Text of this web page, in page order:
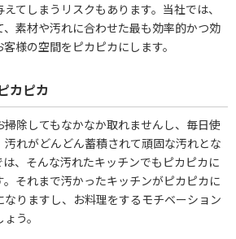
てしまうリスクもあります。当社では、
、素材や汚れに合わせた最も効率的かつ効
様の空間をピカピカにします。
カピカ
除してもなかなか取れませんし、毎日使
汚れがどんどん蓄積されて頑固な汚れとな
、そんな汚れたキッチンでもピカピカに
それまで汚かったキッチンがピカピカに
りますし、お料理をするモチベーション
う。